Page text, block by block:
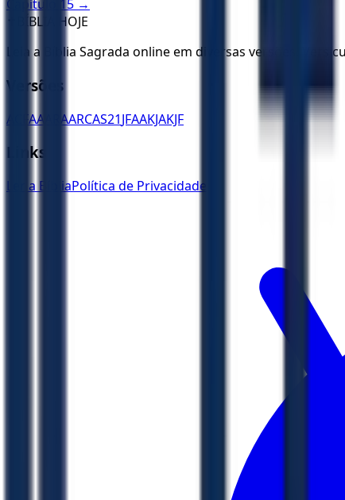
Capítulo
15 →
BÍBLIA HOJE
Leia a Bíblia Sagrada online em diversas versões.
Versões
ACFAA ARAARCAS21JFAAKJAKJF
Links
Ler a BíbliaPolítica de Privacidade